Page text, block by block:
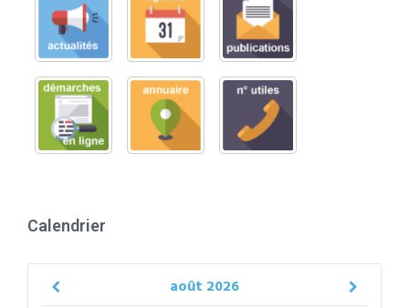
Calendrier
août 2026
Previous